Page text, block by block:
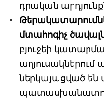
դրական
մտահոգիչ
բյուջեի
աղյուսակներում
ներկայացված են
պատասխանատու